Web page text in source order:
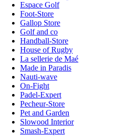
Espace Golf
Foot-Store
Gallop Store
Golf and co
Handball-Store
House of Rugby
La sellerie de Maé
Made in Paradis
Nauti-wave
On-Fight
Padel-Expert
Pecheur-Store
Pet and Garden
Slowood Interior
Smash-Expert